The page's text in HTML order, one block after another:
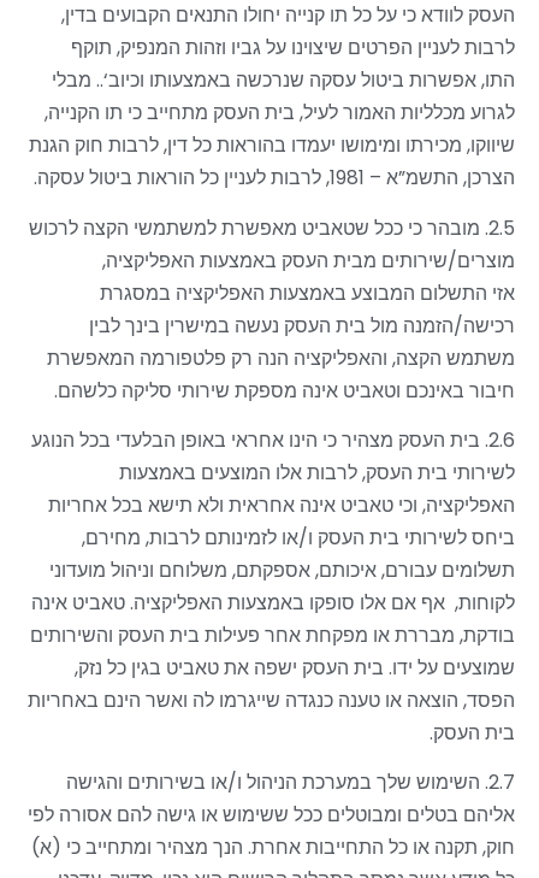
העסק לוודא כי על כל תו קנייה יחולו התנאים הקבועים בדין,
לרבות לעניין הפרטים שיצוינו על גביו וזהות המנפיק, תוקף
התו, אפשרות ביטול עסקה שנרכשה באמצעותו וכיוב‘.. מבלי
לגרוע מכלליות האמור לעיל, בית העסק מתחייב כי תו הקנייה,
שיווקו, מכירתו ומימושו יעמדו בהוראות כל דין, לרבות חוק הגנת
הצרכן, התשמ”א – 1981, לרבות לעניין כל הוראות ביטול עסקה.
2.5. מובהר כי ככל שטאביט מאפשרת למשתמשי הקצה לרכוש
מוצרים/שירותים מבית העסק באמצעות האפליקציה,
אזי התשלום המבוצע באמצעות האפליקציה במסגרת
רכישה/הזמנה מול בית העסק נעשה במישרין בינך לבין
משתמש הקצה, והאפליקציה הנה רק פלטפורמה המאפשרת
חיבור באינכם וטאביט אינה מספקת שירותי סליקה כלשהם.
2.6. בית העסק מצהיר כי הינו אחראי באופן הבלעדי בכל הנוגע
לשירותי בית העסק, לרבות אלו המוצעים באמצעות
האפליקציה, וכי טאביט אינה אחראית ולא תישא בכל אחריות
ביחס לשירותי בית העסק ו/או לזמינותם לרבות, מחירם,
תשלומים עבורם, איכותם, אספקתם, משלוחם וניהול מועדוני
לקוחות, אף אם אלו סופקו באמצעות האפליקציה. טאביט אינה
בודקת, מבררת או מפקחת אחר פעילות בית העסק והשירותים
שמוצעים על ידו. בית העסק ישפה את טאביט בגין כל נזק,
הפסד, הוצאה או טענה כנגדה שייגרמו לה ואשר הינם באחריות
בית העסק.
2.7. השימוש שלך במערכת הניהול ו/או בשירותים והגישה
אליהם בטלים ומבוטלים ככל ששימוש או גישה להם אסורה לפי
חוק, תקנה או כל התחייבות אחרת. הנך מצהיר ומתחייב כי (א)